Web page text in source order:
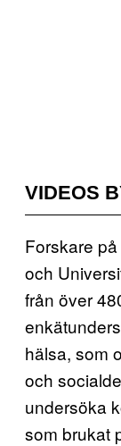
VIDEOS
Forskare
och
från över
hälsa, som
och
undersöka
som brukat